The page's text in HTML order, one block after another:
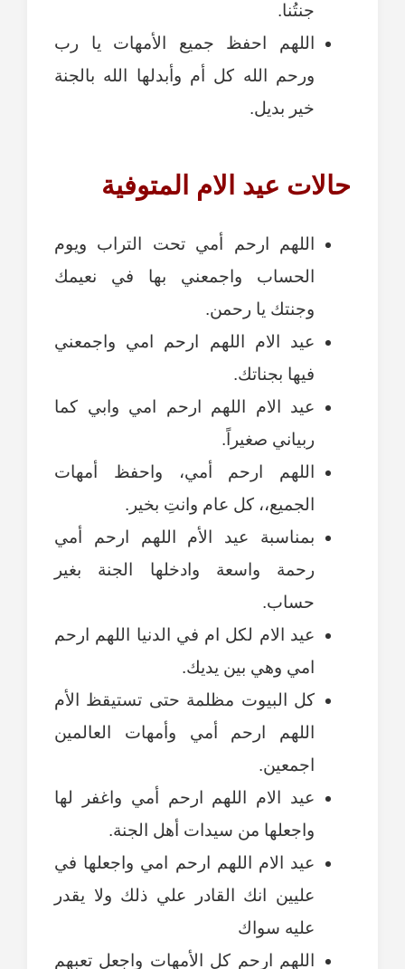
جنتُنا.
اللهم احفظ جميع الأمهات يا رب
ورحم الله كل أم وأبدلها الله بالجنة
خير بديل.
حالات عيد الام المتوفية
اللهم ارحم أمي تحت التراب ويوم
الحساب واجمعني بها في نعيمك
وجنتك يا رحمن.
عيد الام اللهم ارحم امي واجمعني
فيها بجناتك.
عيد الام اللهم ارحم امي وابي كما
ربياني صغيراً.
اللهم ارحم أمي، واحفظ أمهات
الجميع،، كل عام وانتِ بخير.
بمناسبة عيد الأم اللهم ارحم أمي
رحمة واسعة وادخلها الجنة بغير
حساب.
عيد الام لكل ام في الدنيا اللهم ارحم
امي وهي بين يديك.
كل البيوت مظلمة حتى تستيقظ الأم
اللهم ارحم أمي وأمهات العالمين
اجمعين.
عيد الام اللهم ارحم أمي واغفر لها
واجعلها من سيدات أهل الجنة.
عيد الام اللهم ارحم امي واجعلها في
عليين انك القادر علي ذلك ولا يقدر
عليه سواك
اللهم ارحم كل الأمهات واجعل تعبهم